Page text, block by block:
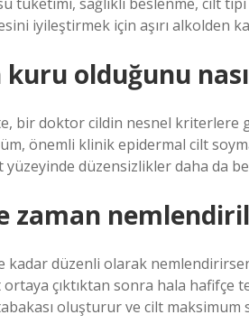
iyileştirmek için aşırı alkolden
olduğunu
bir doktor cildin nesnel kriterlere
önemli klinik epidermal cilt
yüzeyinde düzensizlikler daha da
zaman
kadar düzenli olarak
çıktıktan sonra hala hafifçe
oluşturur ve cilt maksimum